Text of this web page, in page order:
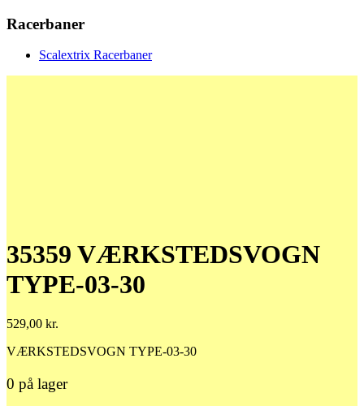
Racerbaner
Scalextrix Racerbaner
35359 VÆRKSTEDSVOGN
TYPE-03-30
529,00 kr.
VÆRKSTEDSVOGN TYPE-03-30
0 på lager